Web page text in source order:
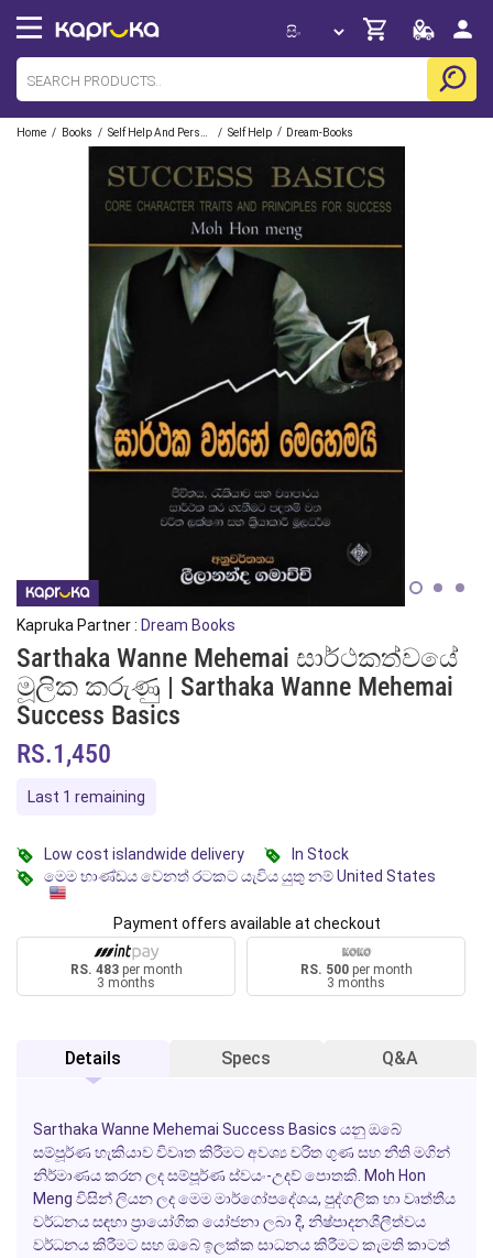
Home / Books / / Self Help / Dream-Books
Kapruka Partner : Dream Books
Sarthaka Wanne Mehemai සාර්ථකත්වයේ
මූලික කරුණු | Sarthaka Wanne Mehemai
Success Basics
RS.1,450
Last 1 remaining
Low cost islandwide delivery
In Stock
මෙම භාණ්ඩය වෙනත් රටකට යැවිය යුතු නම් United States
Payment offers available at checkout
RS. 483per month
3 months
RS. 500per month
3 months
Details Specs Q&A
Sarthaka Wanne Mehemai Success Basics යනු ඔබේ
සම්පූර්ණ හැකියාව විවෘත කිරීමට අවශ්‍ය චරිත ගුණ සහ නීති මගින්
නිර්මාණය කරන ලද සම්පූර්ණ ස්වයං-උදව් පොතකි. Moh Hon
Meng විසින් ලියන ලද මෙම මාර්ගෝපදේශය, පුද්ගලික හා වෘත්තීය
වර්ධනය සඳහා ප්‍රායෝගික යෝජනා ලබා දී, නිෂ්පාදනශීලීත්වය
වර්ධනය කිරීමට සහ ඔබේ ඉලක්ක සාධනය කිරීමට කැමති කාටත්